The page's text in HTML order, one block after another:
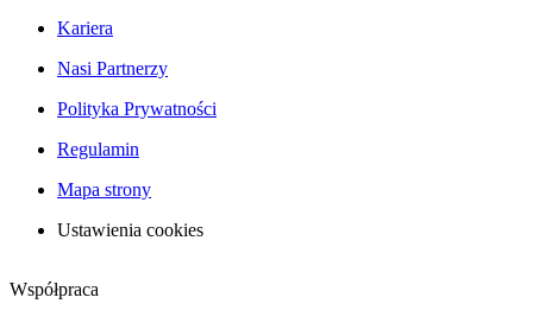
Kariera
Nasi Partnerzy
Polityka Prywatności
Regulamin
Mapa strony
Ustawienia cookies
Współpraca